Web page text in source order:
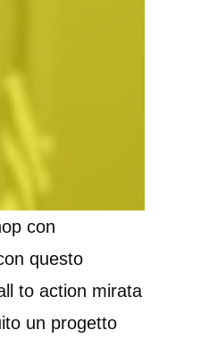
con
questo
to action mirata
un progetto